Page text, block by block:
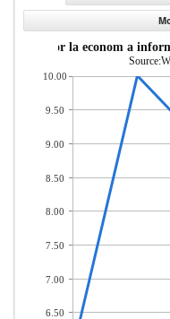
por la econom a
10.00
9.50
9.00
8.50
8.00
7.50
7.00
6.50